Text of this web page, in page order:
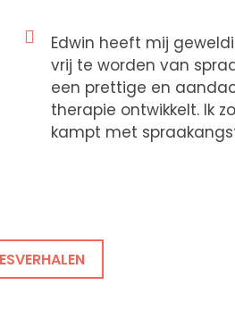
Edwin heeft mij
vrij te worden van
een prettige en
therapie ontwikkelt. Ik
kampt met